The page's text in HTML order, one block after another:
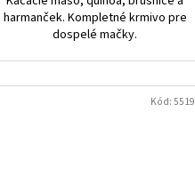
harmanček. Kompletné krmivo pre
dospelé mačky.
Kód:5519